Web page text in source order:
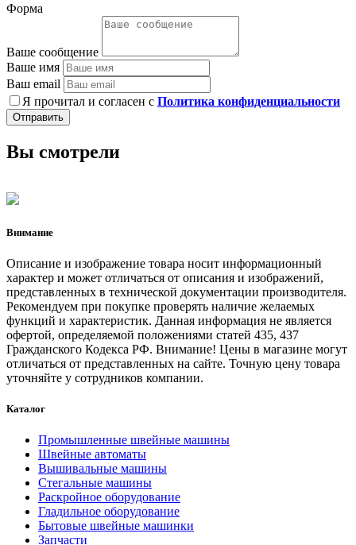
Форма
Ваше сообщение
Ваше имя
Ваш email
Я прочитал и согласен с Политика конфиденциальности
Отправить
Вы смотрели
Внимание
Описание и изображение товара носит информационный
характер и может отличаться от описания и изображений,
представленных в технической документации производителя.
Рекомендуем при покупке проверять наличие желаемых
функций и характеристик. Данная информация не является
офертой, определяемой положениями статей 435, 437
Гражданского Кодекса РФ. Внимание! Цены в магазине могут
отличаться от представленных на сайте. Точную цену товара
уточняйте у сотрудников компании.
Каталог
Промышленные швейные машины
Швейные автоматы
Вышивальные машины
Стегальные машины
Раскройное оборудование
Гладильное оборудование
Бытовые швейные машинки
Запчасти